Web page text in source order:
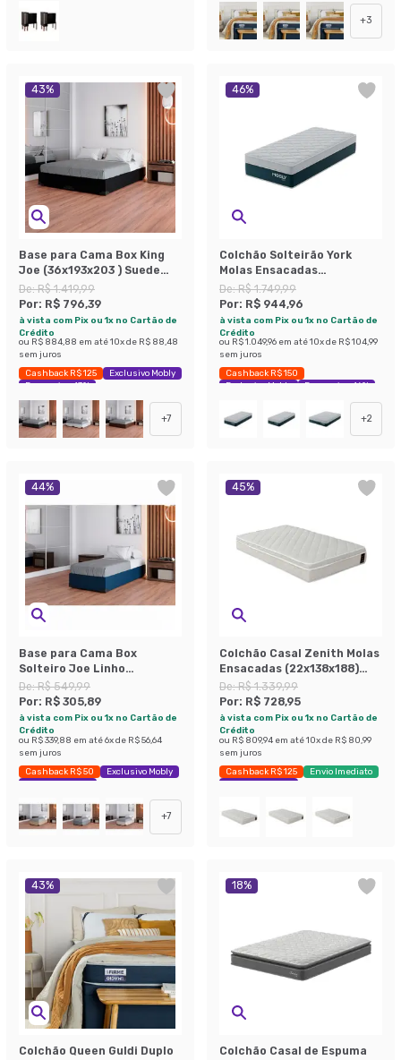
+3
43%
Base para Cama Box King
Joe (36x193x203 ) Suede
Preta
De:R$ 1.419,99
Por: R$ 796,39
à vista com Pix ou 1x no Cartão de
Crédito
ou R$ 884,88 em até10x de R$ 88,48
sem juros
Cashback R$ 125
Exclusivo Mobly
Economize 43%
+7
46%
Colchão Solteirão York
Molas Ensacadas
(24x96x203) Azul e Branco
De:R$ 1.749,99
Por: R$ 944,96
à vista com Pix ou 1x no Cartão de
Crédito
ou R$ 1.049,96 em até10x de R$ 104,99
sem juros
Cashback R$ 150
Exclusivo Mobly
Economize 46%
+2
44%
Base para Cama Box
Solteiro Joe Linho
(36x88x188) Azul Marinho
De:R$ 549,99
Por: R$ 305,89
à vista com Pix ou 1x no Cartão de
Crédito
ou R$ 339,88 em até6x de R$ 56,64
sem juros
Cashback R$ 50
Exclusivo Mobly
Economize 44%
+7
45%
Colchão Casal Zenith Molas
Ensacadas (22x138x188)
Branco
De:R$ 1.339,99
Por: R$ 728,95
à vista com Pix ou 1x no Cartão de
Crédito
ou R$ 809,94 em até10x de R$ 80,99
sem juros
Cashback R$ 125
Envio Imediato
Exclusivo Mobly
43%
Colchão Queen Guldi Duplo
18%
Colchão Casal de Espuma